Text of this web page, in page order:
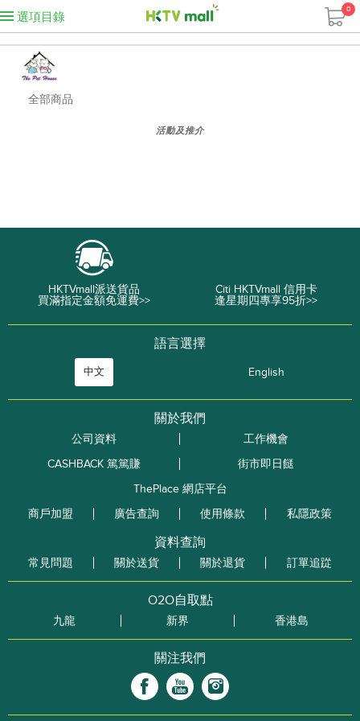
選項目錄
0
全部商品
活動及推介
HKTVmall派送貨品
買滿指定金額免運費>>
Citi HKTVmall 信用卡
逢星期四專享95折>>
語言選擇
中文 English
關於我們
公司資料
工作機會
CASHBACK 篤篤賺
街市即日餸
ThePlace 網店平台
商戶加盟
廣告查詢 使用條款 私隱政策
資料查詢
常見問題 關於送貨 關於退貨 訂單追踨
O2O自取點
九龍 新界 香港島
關注我們